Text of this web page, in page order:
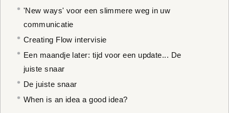
'New ways' voor een slimmere weg in uw
communicatie
Creating Flow intervisie
Een maandje later: tijd voor een update... De
juiste snaar
De juiste snaar
When is an idea a good idea?